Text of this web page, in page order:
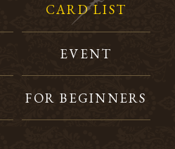
CARD LIST
EVENT
FOR BEGINNERS